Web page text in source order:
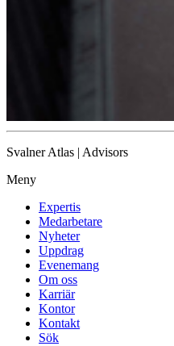
Svalner Atlas | Advisors
Meny
Expertis
Medarbetare
Nyheter
Uppdrag
Evenemang
Om oss
Karriär
Kontor
Kontakt
Sök